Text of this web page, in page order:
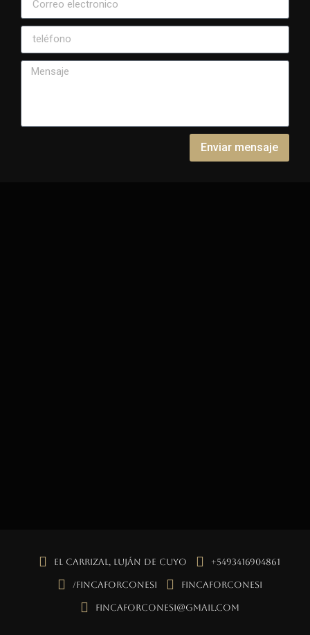
Enviar mensaje
El Carrizal, Luján de Cuyo +5493416904861
/fincaforconesi fincaforconesi
fincaforconesi@gmail.com